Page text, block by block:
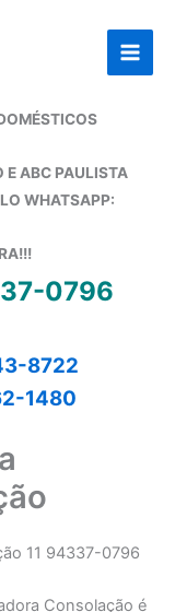
E ABC PAULISTA
WHATSAPP:
0796
8722
1480
11 94337-0796
Consolação é